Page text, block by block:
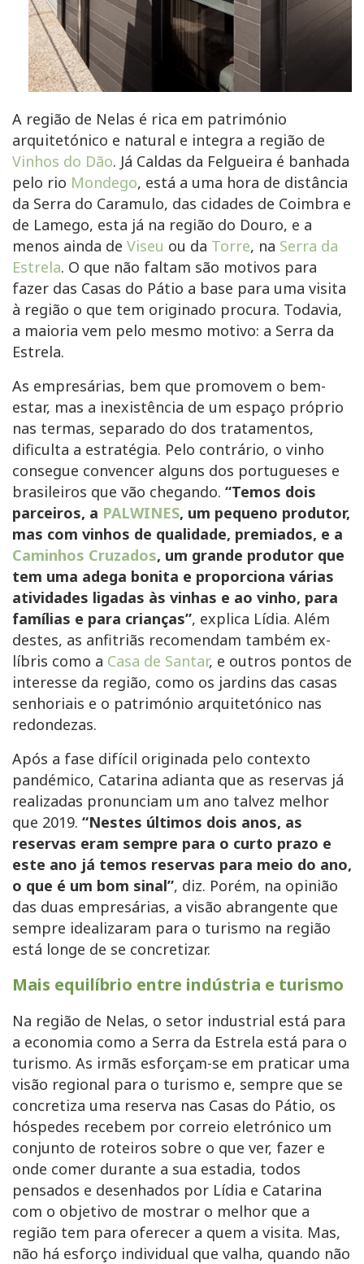
A região de Nelas é rica em património
arquitetónico e natural e integra a região de
Vinhos do Dão. Já Caldas da Felgueira é banhada
pelo rio Mondego, está a uma hora de distância
da Serra do Caramulo, das cidades de Coimbra e
de Lamego, esta já na região do Douro, e a
menos ainda de Viseu ou da Torre, na Serra da
Estrela. O que não faltam são motivos para
fazer das Casas do Pátio a base para uma visita
à região o que tem originado procura. Todavia,
a maioria vem pelo mesmo motivo: a Serra da
Estrela.
As empresárias, bem que promovem o bem-
estar, mas a inexistência de um espaço próprio
nas termas, separado do dos tratamentos,
dificulta a estratégia. Pelo contrário, o vinho
consegue convencer alguns dos portugueses e
brasileiros que vão chegando. “Temos dois
parceiros, a PALWINES, um pequeno produtor,
mas com vinhos de qualidade, premiados, e a
Caminhos Cruzados, um grande produtor que
tem uma adega bonita e proporciona várias
atividades ligadas às vinhas e ao vinho, para
famílias e para crianças”, explica Lídia. Além
destes, as anfitriãs recomendam também ex-
líbris como a Casa de Santar, e outros pontos de
interesse da região, como os jardins das casas
senhoriais e o património arquitetónico nas
redondezas.
Após a fase difícil originada pelo contexto
pandémico, Catarina adianta que as reservas já
realizadas pronunciam um ano talvez melhor
que 2019. “Nestes últimos dois anos, as
reservas eram sempre para o curto prazo e
este ano já temos reservas para meio do ano,
o que é um bom sinal”, diz. Porém, na opinião
das duas empresárias, a visão abrangente que
sempre idealizaram para o turismo na região
está longe de se concretizar.
Mais equilíbrio entre indústria e turismo
Na região de Nelas, o setor industrial está para
a economia como a Serra da Estrela está para o
turismo. As irmãs esforçam-se em praticar uma
visão regional para o turismo e, sempre que se
concretiza uma reserva nas Casas do Pátio, os
hóspedes recebem por correio eletrónico um
conjunto de roteiros sobre o que ver, fazer e
onde comer durante a sua estadia, todos
pensados e desenhados por Lídia e Catarina
com o objetivo de mostrar o melhor que a
região tem para oferecer a quem a visita. Mas,
não há esforço individual que valha, quando não